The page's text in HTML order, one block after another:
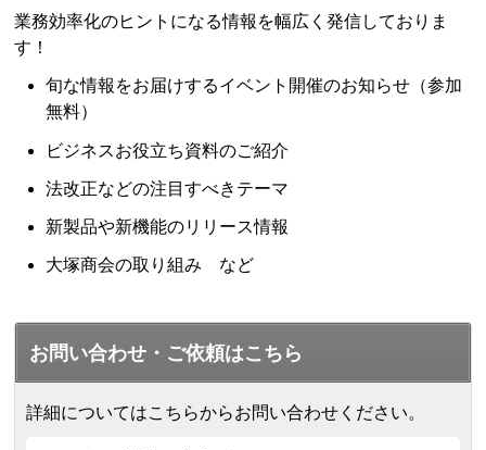
業務効率化のヒントになる情報を幅広く発信しておりま
す！
旬な情報をお届けするイベント開催のお知らせ（参加
無料）
ビジネスお役立ち資料のご紹介
法改正などの注目すべきテーマ
新製品や新機能のリリース情報
大塚商会の取り組み など
お問い合わせ・ご依頼はこちら
詳細についてはこちらからお問い合わせください。